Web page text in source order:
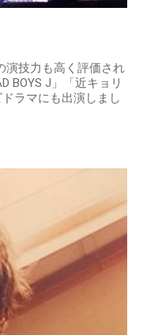
演技力も高く評価され
BOYS J」「近キョリ
ラマにも出演しまし